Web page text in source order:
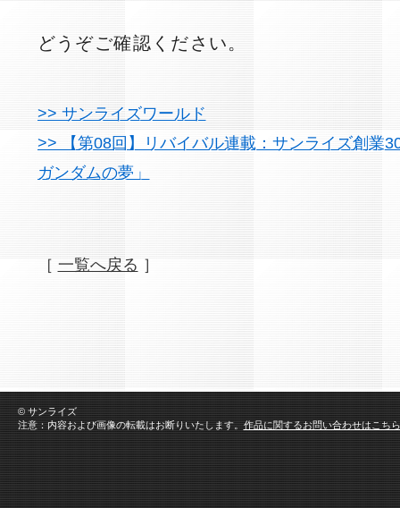
どうぞご確認ください。
>> サンライズワールド
>> 【第08回】リバイバル連載：サンライズ創業
ガンダムの夢」
［ 一覧へ戻る ］
© サンライズ
注意：内容および画像の転載はお断りいたします。作品に関するお問い合わせはこち